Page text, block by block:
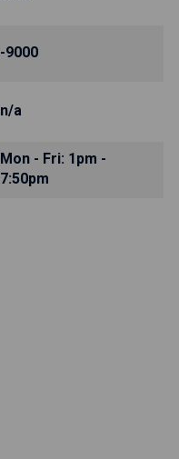
-9000
n/a
Mon - Fri: 1pm -
7:50pm